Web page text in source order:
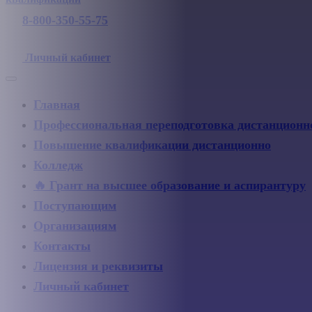
8-800-350-55-75
Личный кабинет
Главная
Профессиональная переподготовка
Повышение квалификации дистанционно
Колледж
🔥 Грант на высшее образование и аспирантуру
Поступающим
Организациям
Контакты
Лицензия и реквизиты
Личный кабинет